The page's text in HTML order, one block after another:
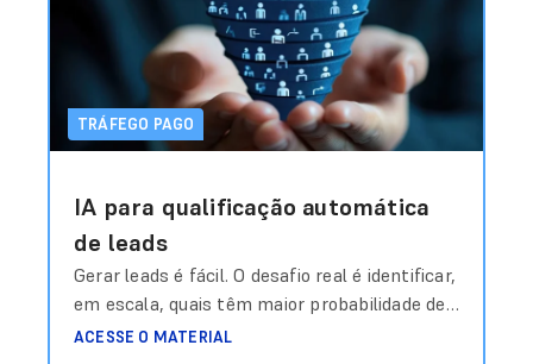
meta?”. Durante anos, essa resposta foi
construída com base em média histórica,
Ler mais
TRÁFEGO PAGO
IA para qualificação automática
de leads
Gerar leads é fácil. O desafio real é identificar,
em escala, quais têm maior probabilidade de
virar receita — antes mesmo do time
ACESSE O MATERIAL